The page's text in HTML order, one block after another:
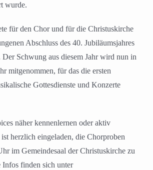
wurde.
für den Chor und für die Christuskirche
Abschluss des 40. Jubiläumsjahres
Der Schwung aus diesem Jahr wird nun in
mitgenommen, für das die ersten
Gottesdienste und Konzerte
näher kennenlernen oder aktiv
herzlich eingeladen, die Chorproben
im Gemeindesaal der Christuskirche zu
Infos finden sich unter